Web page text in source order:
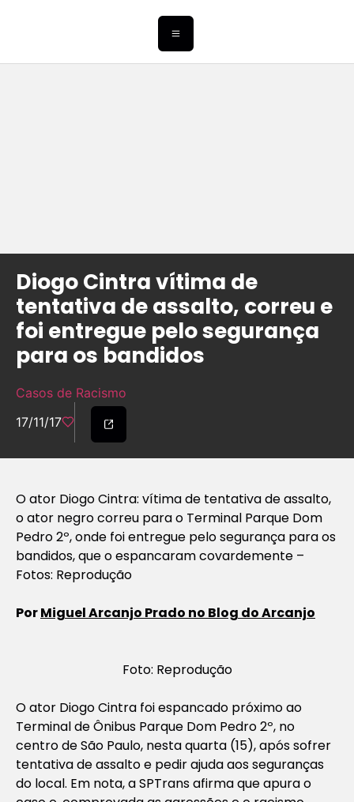
Diogo Cintra vítima de
tentativa de assalto, correu e
foi entregue pelo segurança
para os bandidos
Casos de Racismo
17/11/17
O ator Diogo Cintra: vítima de tentativa de assalto,
o ator negro correu para o Terminal Parque Dom
Pedro 2º, onde foi entregue pelo segurança para os
bandidos, que o espancaram covardemente –
Fotos: Reprodução
PorMiguel Arcanjo Prado no Blog do Arcanjo
Foto: Reprodução
O ator Diogo Cintra foi espancado próximo ao
Terminal de Ônibus Parque Dom Pedro 2º, no
centro de São Paulo, nesta quarta (15), após sofrer
tentativa de assalto e pedir ajuda aos seguranças
do local. Em nota, a SPTrans afirma que apura o